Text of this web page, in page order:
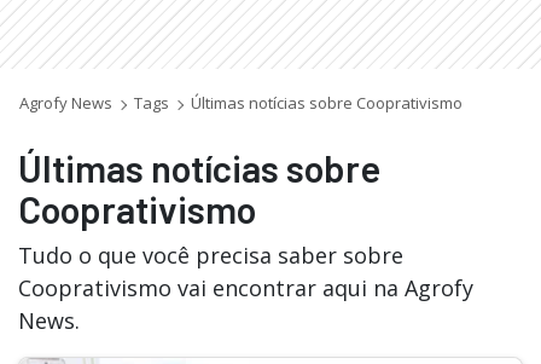
Agrofy News Tags Últimas notícias sobre Cooprativismo
Últimas notícias sobre
Cooprativismo
Tudo o que você precisa saber sobre
Cooprativismo vai encontrar aqui na Agrofy
News.